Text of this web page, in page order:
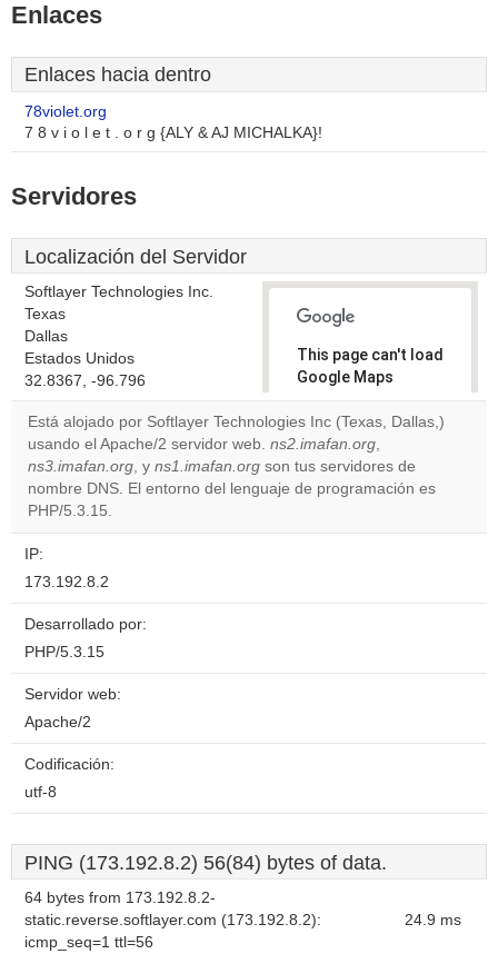
Enlaces
Enlaces hacia dentro
78violet.org
7 8 v i o l e t . o r g {ALY & AJ MICHALKA}!
Servidores
Localización del Servidor
Softlayer Technologies Inc.
Texas
Dallas
Estados Unidos
32.8367, -96.796
This page can't load
Google Maps
correctly.
Do you
own this
website?
Está alojado por Softlayer Technologies Inc (Texas, Dallas,)
usando el Apache/2 servidor web. ns2.imafan.org,
ns3.imafan.org, y ns1.imafan.org son tus servidores de
nombre DNS. El entorno del lenguaje de programación es
PHP/5.3.15.
IP:
173.192.8.2
Desarrollado por:
PHP/5.3.15
Servidor web:
Apache/2
Codificación:
utf-8
PING (173.192.8.2) 56(84) bytes of data.
64 bytes from 173.192.8.2-
static.reverse.softlayer.com (173.192.8.2):
icmp_seq=1 ttl=56
24.9 ms